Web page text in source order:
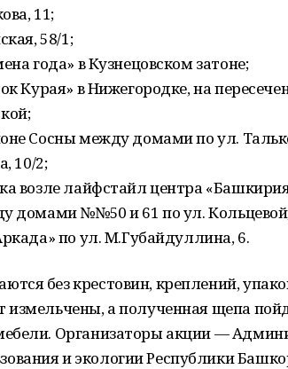
11;
58/1;
года» в Кузнецовском затоне;
Курая» в Нижегородке, на
Сосны между домами по ул.
10/2;
возле лайфстайл центра
домами №№50 и 61 по ул.
по ул. М.Губайдуллина, 6.
без крестовин, креплений,
измельчены, а полученная щепа
Организаторы акции —
и экологии Республики